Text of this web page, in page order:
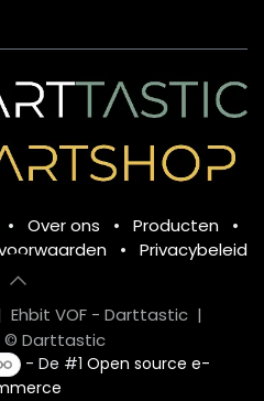
• Over ons • Producten
•
• Privacybeleid
Ehbit VOF - Darttastic |
© Darttastic
- De #1Open source e-